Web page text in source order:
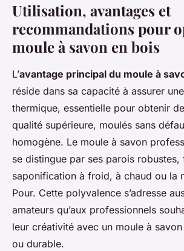
Utilisation, avantages et
recommandations pour
moule à savon en bois
L’avantage principal du moule à
réside dans sa capacité à assurer
thermique, essentielle pour obtenir
qualité supérieure, moulés sans
homogène. Le moule à savon
se distingue par ses parois robustes,
saponification à froid, à chaud ou la
Pour. Cette polyvalence s’adresse
amateurs qu’aux professionnels
leur créativité avec un moule à
ou durable.